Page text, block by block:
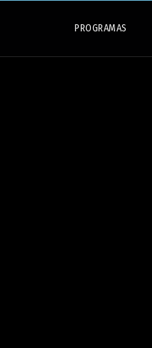
PROGRAMAS